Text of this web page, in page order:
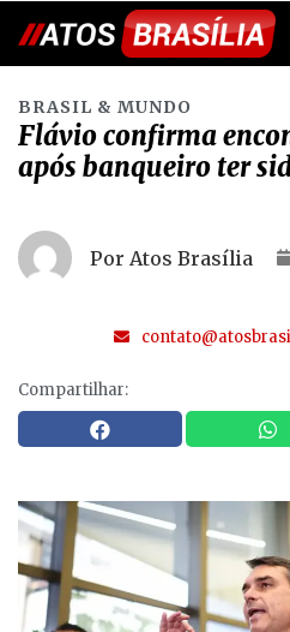
BRASIL & MUNDO
Flávio confirma
após banqueiro ter
Por Atos Brasília
Compartilhar: